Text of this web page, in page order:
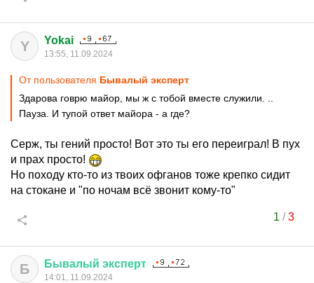
Y Yokai
13:55, 11.09.2024
От пользователя Бывалый эксперт
Здарова говрю майор, мы ж с тобой вместе служили. ..
Пауза. И тупой ответ майора - а где?
Серж, ты гений просто! Вот это ты его переиграл! В пух
и прах просто!
Но походу кто-то из твоих офганов тоже крепко сидит
на стокане и "по ночам всё звонит кому-то"
1 /3
Б Бывалый эксперт
14:01, 11.09.2024